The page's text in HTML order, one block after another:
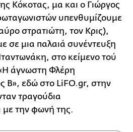
Κόκοτας, μα και ο Γιώργος
υπενθυμίζουμε
στρατιώτη, τον Κρις),
σε μια παλαιά συνέντευξη
στο κείμενο τού
άγνωστη Φλέρη
Β», εδώ στο LiFΟ.gr, στην
τραγούδια
την φωνή της.